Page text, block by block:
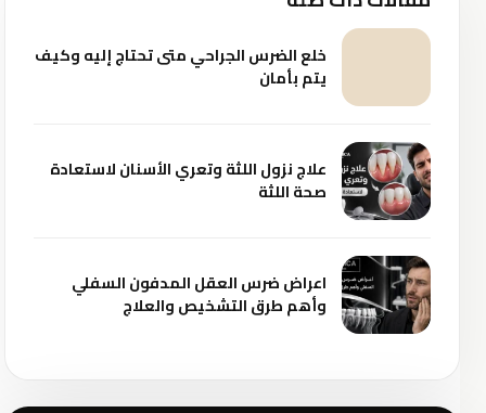
خلع الضرس الجراحي متى تحتاج إليه وكيف
يتم بأمان
علاج نزول اللثة وتعري الأسنان لاستعادة
صحة اللثة
اعراض ضرس العقل المدفون السفلي
وأهم طرق التشخيص والعلاج